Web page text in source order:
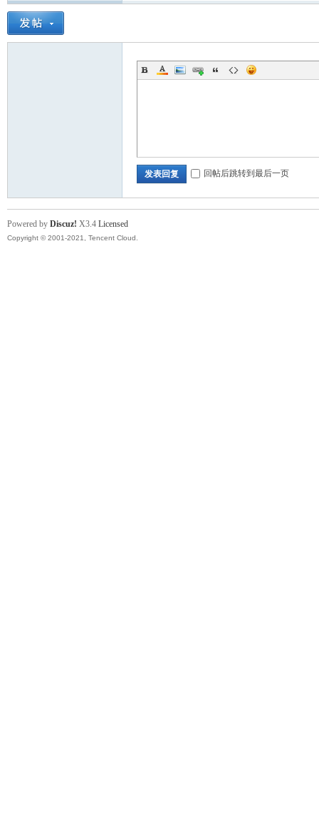
发表回复 回帖后跳转到最后一页
Powered by Discuz! X3.4 Licensed
Copyright © 2001-2021, Tencent Cloud.